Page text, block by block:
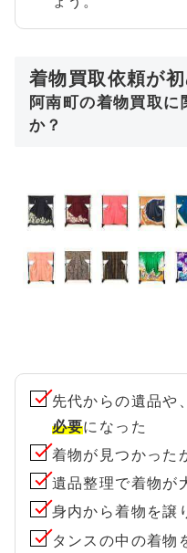
着物買取依頼が初
阿南町の着物買取
か？
先代からの遺品や
必要になった
着物が見つかった
遺品整理で着物が
身内から着物を譲
タンスの中の着物